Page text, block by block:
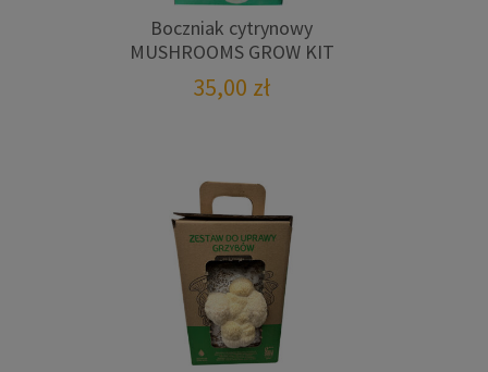
Boczniak cytrynowy
MUSHROOMS GROW KIT
35,00 zł